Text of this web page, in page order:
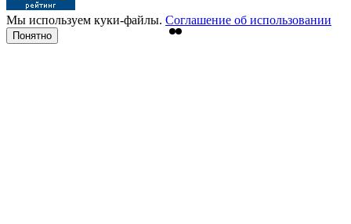
Мы используем куки-файлы. Соглашение об использовании
Понятно